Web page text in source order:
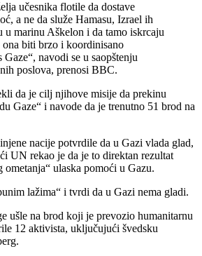
učesnika flotile da dostave
a ne da služe Hamasu, Izrael ih
u marinu Aškelon i da tamo iskrcaju
ona biti brzo i koordinisano
Gaze“, navodi se u saopštenju
poslova, prenosi BBC.
da je cilj njihove misije da prekinu
Gaze“ i navode da je trenutno 51 brod na
nacije potvrdile da u Gazi vlada glad,
UN rekao je da je to direktan rezultat
ometanja“ ulaska pomoći u Gazu.
lažima“ i tvrdi da u Gazi nema gladi.
ušle na brod koji je prevozio humanitarnu
12 aktivista, uključujući švedsku